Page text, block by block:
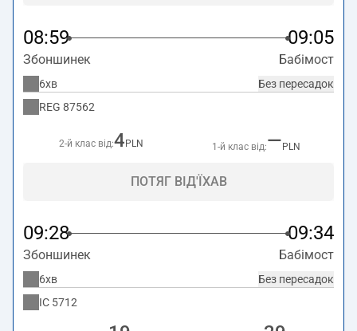
08:59 09:05
Збоншинек Бабімост
Без пересадок
6хв
REG 87562
2-й клас від:4 PLN 1-й клас від:— PLN
ПОТЯГ ВІД'ЇХАВ
09:28 09:34
Збоншинек Бабімост
Без пересадок
6хв
IC 5712